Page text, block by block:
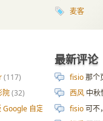
麦客
(117)
院(32)
自定义搜索 (187)
最新评论
fisio那个
西风 中
fisio可不